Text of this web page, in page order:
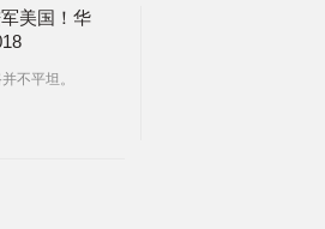
美国！华
不平坦。